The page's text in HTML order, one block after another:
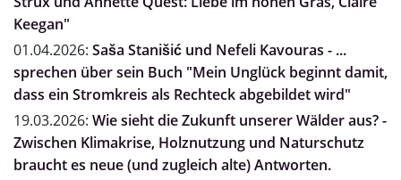
Keegan"
01.04.2026: Saša Stanišić und Nefeli Kavouras - ...
sprechen über sein Buch "Mein Unglück beginnt damit,
dass ein Stromkreis als Rechteck abgebildet wird"
19.03.2026: Wie sieht die Zukunft unserer Wälder aus? -
Zwischen Klimakrise, Holznutzung und Naturschutz
braucht es neue (und zugleich alte) Antworten.